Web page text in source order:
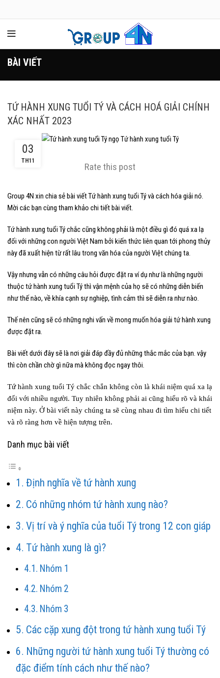
BÀI VIẾT
TỨ HÀNH XUNG TUỔI TÝ VÀ CÁCH HOÁ GIẢI CHÍNH
XÁC NHẤT 2023
03
TH11
Rate this post
Group 4N xin chia sẻ bài viết Tứ hành xung tuổi Tý và cách hóa giải nó.
Mời các bạn cùng tham khảo chi tiết bài viết.
Tứ hành xung tuổi Tý chắc cũng không phải là một điều gì đó quá xa lạ
đối với những con người Việt Nam bởi kiến thức liên quan tới phong thủy
này đã xuất hiện từ rất lâu trong văn hóa của người Việt chúng ta.
Vậy nhưng vẫn có những câu hỏi được đặt ra ví dụ như là những người
thuộc tứ hành xung tuổi Tý thì vận mệnh của họ sẽ có những diễn biến
như thế nào, về khía cạnh sự nghiệp, tình cảm thì sẽ diễn ra như nào.
Thế nên cũng sẽ có những nghi vấn về mong muốn hóa giải tứ hành xung
được đặt ra.
Bài viết dưới đây sẽ là nơi giải đáp đầy đủ những thắc mắc của bạn. vậy
thì còn chần chờ gì nữa mà không đọc ngay thôi.
Tứ hành xung tuổi Tý chắc chắn không còn là khái niệm quá xa lạ
đối với nhiều người. Tuy nhiên không phải ai cũng hiểu rõ và khái
niệm này. Ở bài viết này chúng ta sẽ cùng nhau đi tìm hiểu chi tiết
và rõ ràng hơn về hiện tượng trên.
Danh mục bài viết
Định nghĩa về tứ hành xung
Có những nhóm tứ hành xung nào?
Vị trí và ý nghĩa của tuổi Tý trong 12 con giáp
Tứ hành xung là gì?
Nhóm 1
Nhóm 2
Nhóm 3
Các cặp xung đột trong tứ hành xung tuổi Tý
Những người tứ hành xung tuổi Tý thường có
đặc điểm tính cách như thế nào?